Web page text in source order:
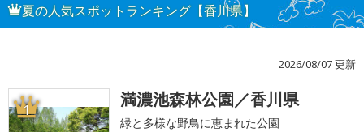
夏の人気スポットランキング【香川県】
2026/08/07 更新
1 満濃池森林公園／香川県
緑と多様な野鳥に恵まれた公園